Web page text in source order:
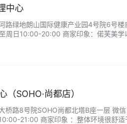
中心
路绿地朗山国际健康产业园4号院6号
周日10:00-20:00 商家印象：偌芙美学
（SOHO·尚都店）
桥路8号院SOHO尚都北塔B座一层 微
21:00 商家印象 ：整体环境很舒